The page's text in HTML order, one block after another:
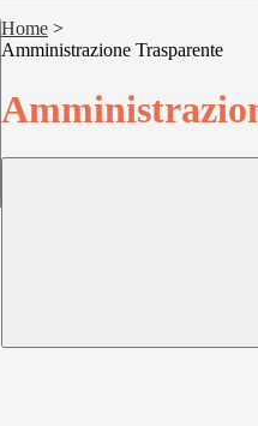
Home >
Amministrazione Trasparente